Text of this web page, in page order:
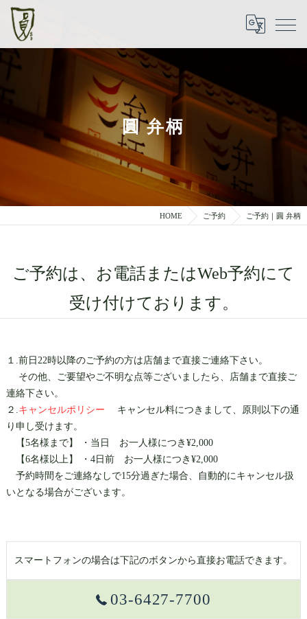
圓 弁柄
HOME ご予約 ご予約｜圓 弁柄
ご予約は、お電話またはWeb予約にて
受け付けております。
１.前日22時以降のご予約の方は店舗まで直接ご連絡下さい。
その他、ご要望やご不明な点等ございましたら、店舗まで直接ご
連絡下さい。
２.キャンセルポリシー キャンセル料につきまして、原則以下の通
り申し受けます。
【5名様まで】 ・当日 お一人様につき¥2,000
【6名様以上】 ・4日前 お一人様につき¥2,000
予約時間をご連絡なしで15分過ぎた場合、自動的にキャンセル扱
いとなる場合がございます。
スマートフォンの場合は下記のボタンから直接お電話できます。
03-6427-7700